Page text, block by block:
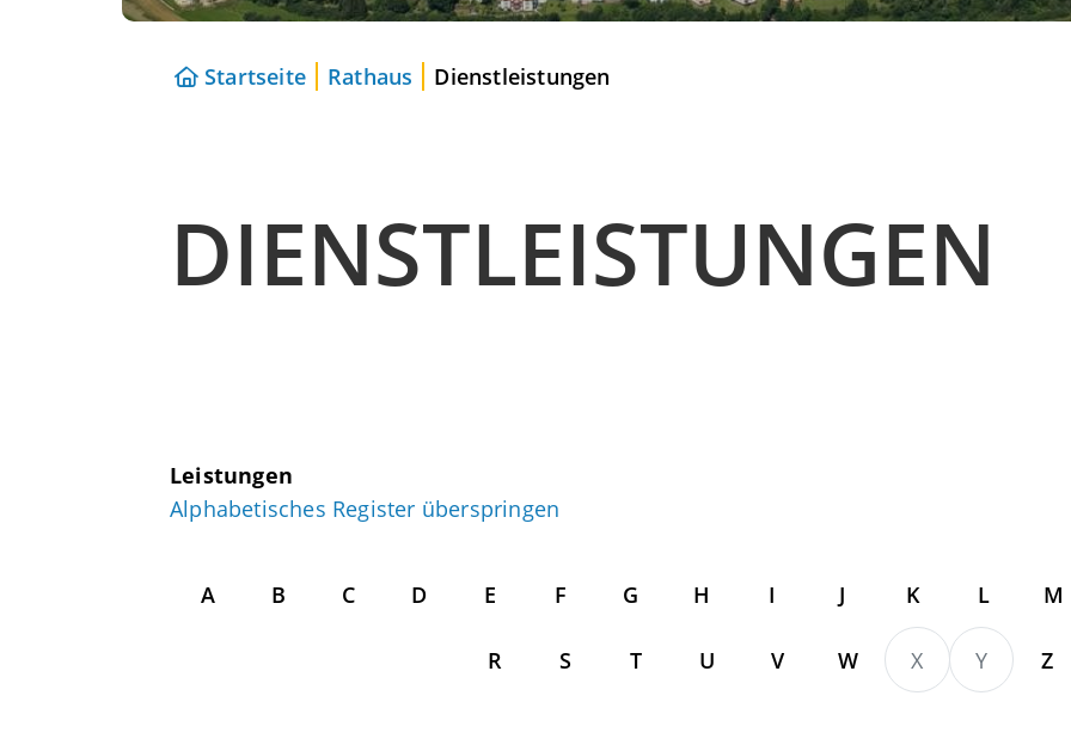
Startseite Rathaus Dienstleistungen
DIENSTLEISTUNGEN
Leistungen
Alphabetisches Register überspringen
A B C D E F G H I J K L M
R S T U V W X Y Z